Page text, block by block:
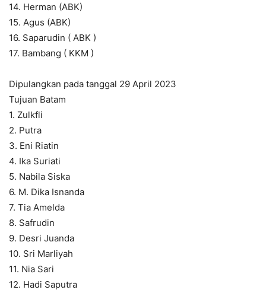
14. Herman (ABK)
15. Agus (ABK)
16. Saparudin ( ABK )
17. Bambang ( KKM )
Dipulangkan pada tanggal 29 April 2023
Tujuan Batam
1. Zulkfli
2. Putra
3. Eni Riatin
4. Ika Suriati
5. Nabila Siska
6. M. Dika Isnanda
7. Tia Amelda
8. Safrudin
9. Desri Juanda
10. Sri Marliyah
11. Nia Sari
12. Hadi Saputra